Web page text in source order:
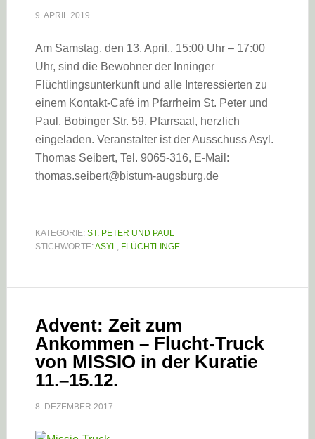
9. APRIL 2019
Am Samstag, den 13. April., 15:00 Uhr – 17:00
Uhr, sind die Bewohner der Inninger
Flüchtlingsunterkunft und alle Interessierten zu
einem Kontakt-Café im Pfarrheim St. Peter und
Paul, Bobinger Str. 59, Pfarrsaal, herzlich
eingeladen. Veranstalter ist der Ausschuss Asyl.
Thomas Seibert, Tel. 9065-316, E-Mail:
thomas.seibert@bistum-augsburg.de
KATEGORIE: ST. PETER UND PAUL
STICHWORTE:ASYL, FLÜCHTLINGE
Advent: Zeit zum
Ankommen – Flucht-Truck
von MISSIO in der Kuratie
11.–15.12.
8. DEZEMBER 2017